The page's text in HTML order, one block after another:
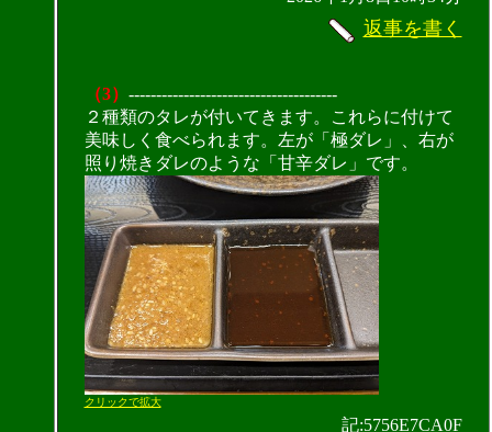
返事を書く
（3） --------------------------------------
２種類のタレが付いてきます。これらに付けて
美味しく食べられます。左が「極ダレ」、右が
照り焼きダレのような「甘辛ダレ」です。
クリックで拡大
記:5756E7CA0F